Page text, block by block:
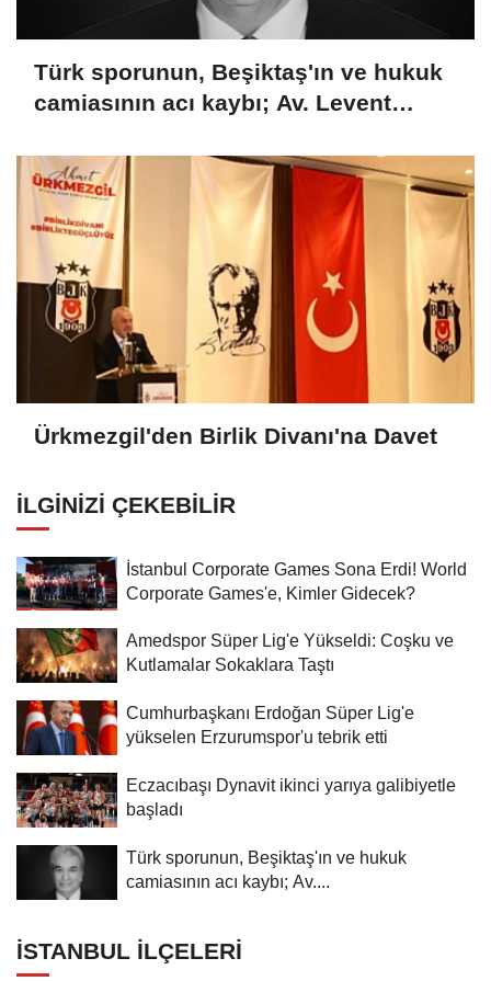
Türk sporunun, Beşiktaş'ın ve hukuk
camiasının acı kaybı; Av. Levent
Ürkmezgil'den Birlik Divanı'na Davet
İLGINIZI ÇEKEBILIR
İstanbul Corporate Games Sona Erdi! World
Corporate Games'e, Kimler Gidecek?
Amedspor Süper Lig'e Yükseldi: Coşku ve
Kutlamalar Sokaklara Taştı
Cumhurbaşkanı Erdoğan Süper Lig'e
yükselen Erzurumspor'u tebrik etti
Eczacıbaşı Dynavit ikinci yarıya galibiyetle
başladı
Türk sporunun, Beşiktaş'ın ve hukuk
camiasının acı kaybı; Av....
İSTANBUL İLÇELERI